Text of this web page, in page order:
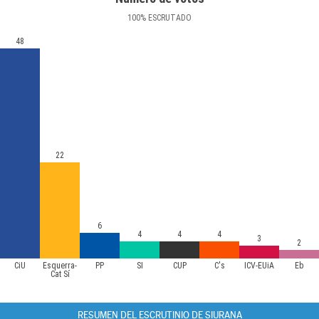
100% ESCRUTADO
CiU
Esquerra-
Cat Sí
PP SI CUP C's ICV-EUiA Eb
48
22
6
4
4 4 3 2
RESUMEN DEL ESCRUTINIO DE SIURANA